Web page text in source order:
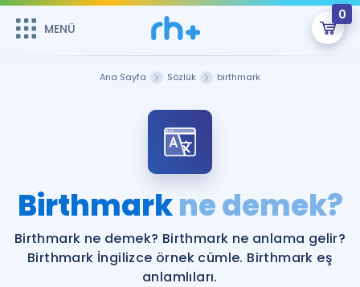
MENÜ
0
ÜYE DEĞİLİM
Sepetin Şu An Boş.
Remzi Hoca ile seni sınava hazırlayacak onlarca eğitim seni
bekliyor!
MENÜ
Faydalı Araçlar
Ana Sayfa Sözlük birthmark
Birthmarkne demek?
Birthmark ne demek? Birthmark ne anlama gelir?
Birthmark İngilizce örnek cümle. Birthmark eş
anlamlıları.